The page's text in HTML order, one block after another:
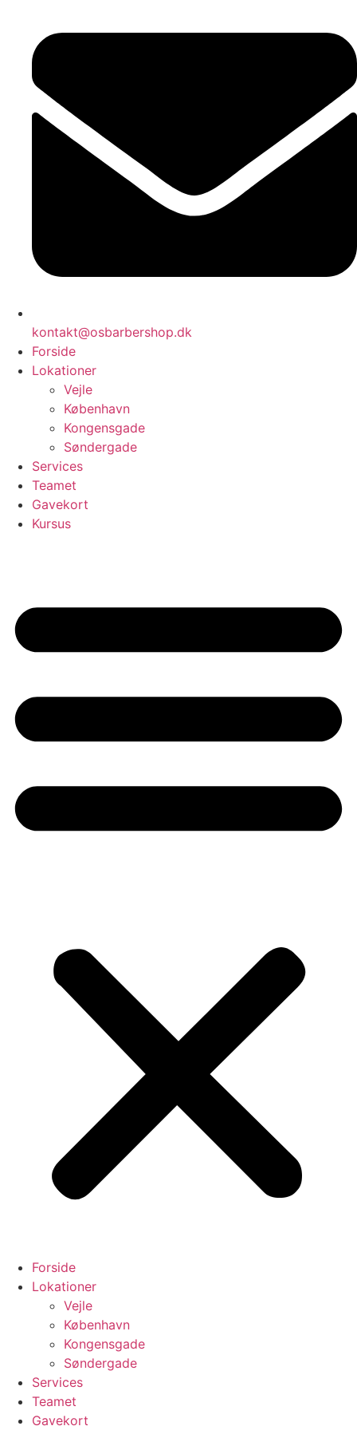
kontakt@osbarbershop.dk
Forside
Lokationer
Vejle
København
Kongensgade
Søndergade
Services
Teamet
Gavekort
Kursus
Forside
Lokationer
Vejle
København
Kongensgade
Søndergade
Services
Teamet
Gavekort